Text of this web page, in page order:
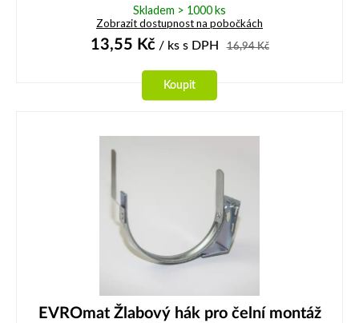
Skladem > 1000 ks
Zobrazit dostupnost na pobočkách
13,55 Kč/ ks s DPH 16,94Kč
Koupit
EVROmat Žlabový hák pro čelní montáž